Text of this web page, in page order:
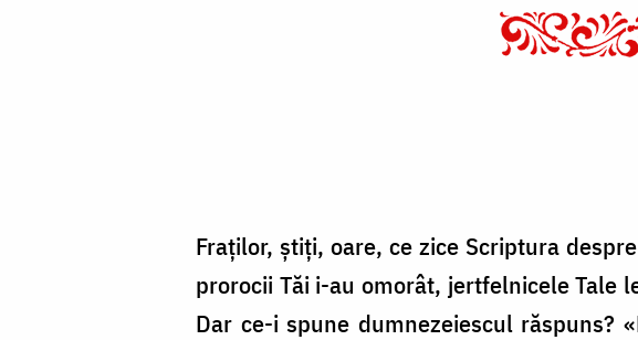
Fraților, știți, oare, ce zice Scriptura
prorocii Tăi i-au omorât, jertfelnicele Tale
Dar ce-i spune dumnezeiescul